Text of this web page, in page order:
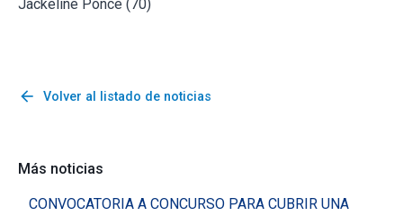
Jackeline Ponce (70)
arrow_back Volver al listado de noticias
Más noticias
CONVOCATORIA A CONCURSO PARA CUBRIR UNA